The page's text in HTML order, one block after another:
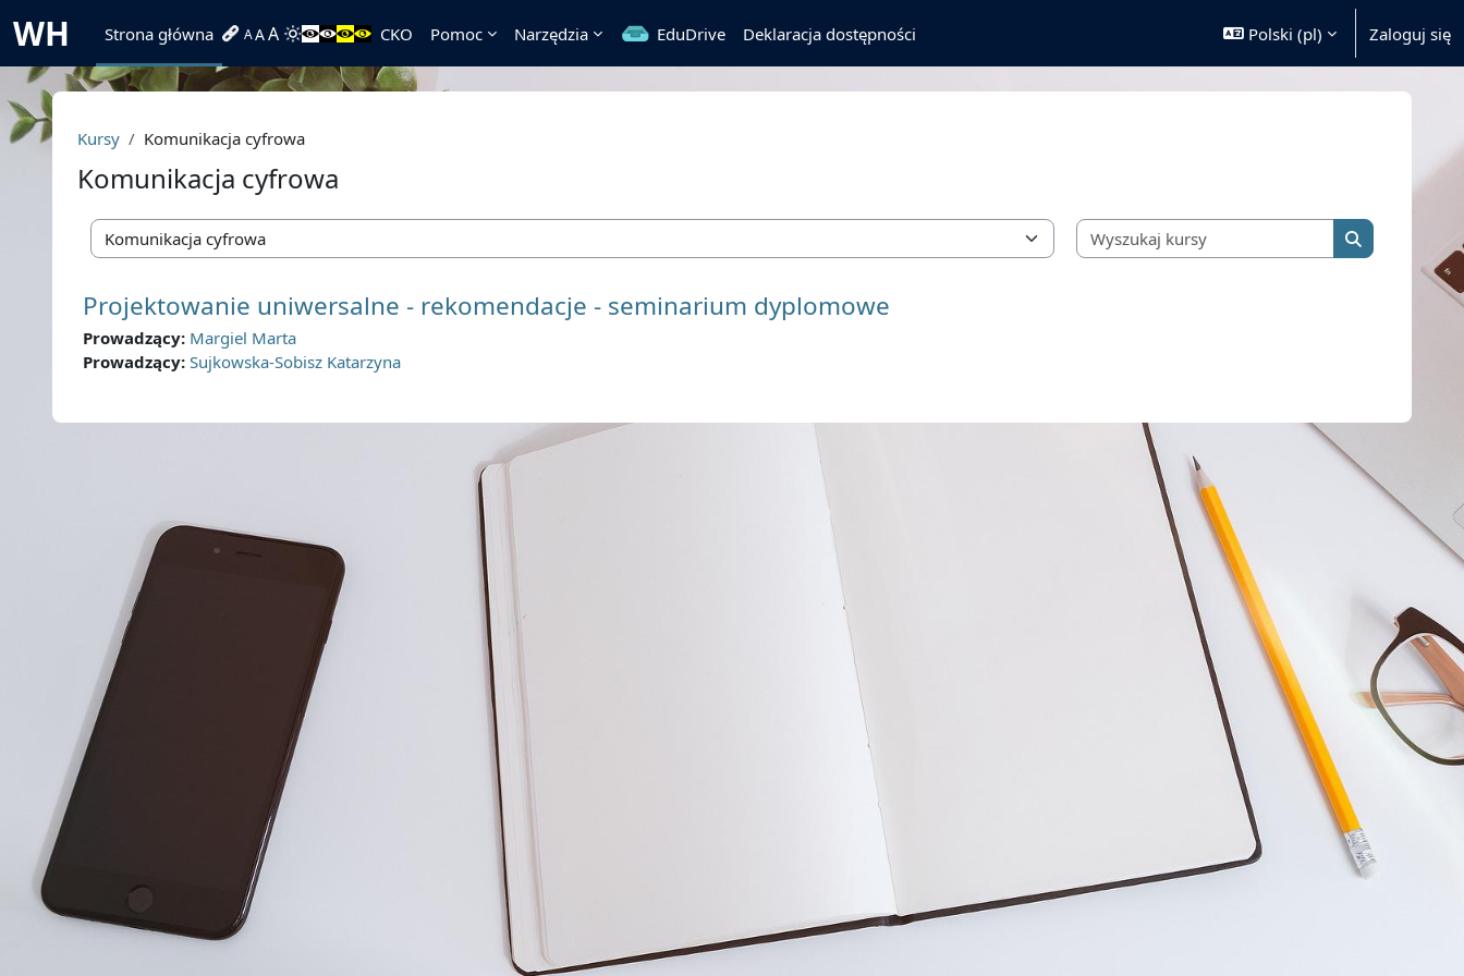
WH Strona główna AAA CKO Pomoc Narzędzia EduDrive Deklaracja dostępności Polski ‎(pl)‎ Zaloguj się
Kursy Komunikacja cyfrowa
Komunikacja cyfrowa
Kategorie kursów
Wyszukaj kursy
Wyszukaj
Projektowanie uniwersalne - rekomendacje - seminarium dyplomowe
Prowadzący: Margiel Marta
Prowadzący: Sujkowska-Sobisz Katarzyna